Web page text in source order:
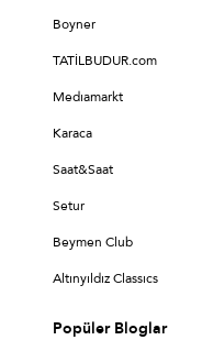
Boyner
TATİLBUDUR.com
Medıamarkt
Karaca
Saat&Saat
Setur
Beymen Club
Altınyıldız Classıcs
Popüler Bloglar